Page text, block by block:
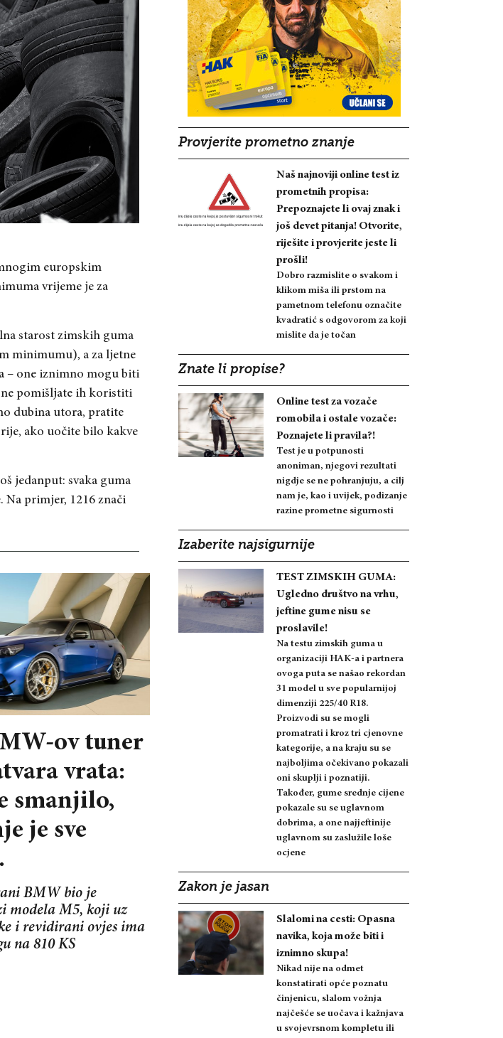
europskim
vrijeme je za
starost zimskih guma
minimumu), a za ljetne
– one iznimno mogu biti
ne pomišljate ih koristiti
dubina utora, pratite
ako uočite bilo kakve
jedanput: svaka guma
primjer, 1216 znači
ov tuner
vrata:
smanjilo,
je sve
BMW bio je
modela M5, koji uz
i revidirani ovjes ima
na 810 KS
Provjerite prometno znanje
Naš najnoviji online test iz
prometnih propisa:
Prepoznajete li ovaj znak i
još devet pitanja! Otvorite,
riješite i provjerite jeste li
prošli!
Dobro razmislite o svakom i
klikom miša ili prstom na
pametnom telefonu označite
kvadratić s odgovorom za koji
mislite da je točan
Znate li propise?
Online test za vozače
romobila i ostale vozače:
Poznajete li pravila?!
Test je u potpunosti
anoniman, njegovi rezultati
nigdje se ne pohranjuju, a cilj
nam je, kao i uvijek, podizanje
razine prometne sigurnosti
Izaberite najsigurnije
TEST ZIMSKIH GUMA:
Ugledno društvo na vrhu,
jeftine gume nisu se
proslavile!
Na testu zimskih guma u
organizaciji HAK-a i partnera
ovoga puta se našao rekordan
31 model u sve popularnijoj
dimenziji 225/40 R18.
Proizvodi su se mogli
promatrati i kroz tri cjenovne
kategorije, a na kraju su se
najboljima očekivano pokazali
oni skuplji i poznatiji.
Također, gume srednje cijene
pokazale su se uglavnom
dobrima, a one najjeftinije
uglavnom su zaslužile loše
ocjene
Zakon je jasan
Slalomi na cesti: Opasna
navika, koja može biti i
iznimno skupa!
Nikad nije na odmet
konstatirati opće poznatu
činjenicu, slalom vožnja
najčešće se uočava i kažnjava
u svojevrsnom kompletu ili